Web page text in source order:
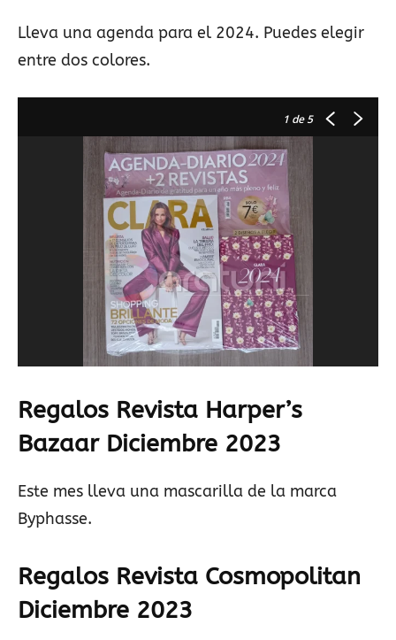
Lleva una agenda para el 2024. Puedes elegir
entre dos colores.
1 de 5
Regalos Revista Harper’s
Bazaar Diciembre 2023
Este mes lleva una mascarilla de la marca
Byphasse.
Regalos Revista Cosmopolitan
Diciembre 2023